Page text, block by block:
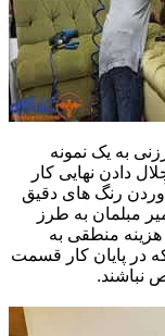
به یک نمونه
دادن نهایی کار
رنگ های دقیق
مبلمان به طرز
منطقی به
در پایان کار قسمت
نباشند.